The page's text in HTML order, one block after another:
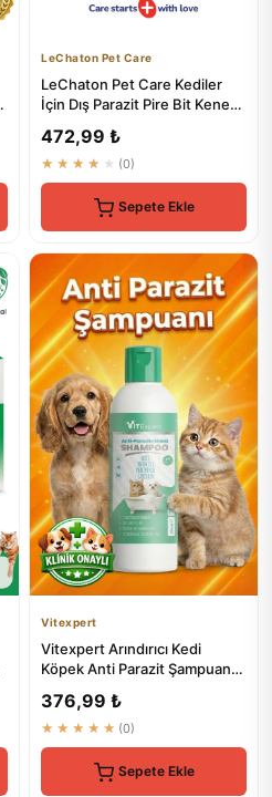
LeChaton Pet Care
LeChaton Pet Care Kediler
İçin Dış Parazit Pire Bit Kene
472,99 ₺
★★★★★ (0)
Sepete Ekle
Vitexpert
Vitexpert Arındırıcı Kedi
Köpek Anti Parazit Şampuan
376,99 ₺
★★★★★ (0)
Sepete Ekle